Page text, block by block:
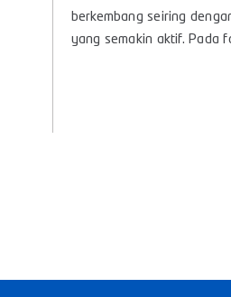
berkembang seiring
yang semakin aktif. Pada